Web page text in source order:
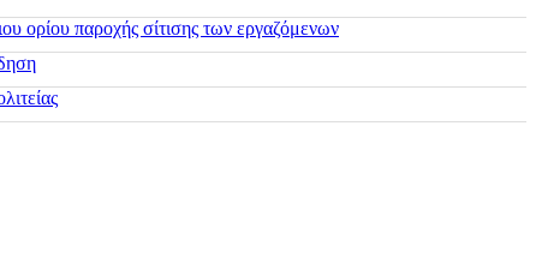
ορίου παροχής σίτισης των εργαζόμενων